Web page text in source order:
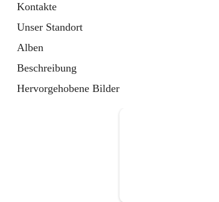
Kontakte
Unser Standort
Alben
Beschreibung
Hervorgehobene Bilder